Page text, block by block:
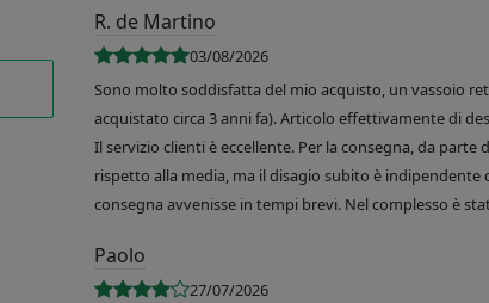
R. de Martino
03/08/2026
Sono molto soddisfatta del mio acquisto, un vassoio
acquistato circa 3 anni fa). Articolo effettivamente di
Il servizio clienti è eccellente. Per la consegna, da
rispetto alla media, ma il disagio subito è
consegna avvenisse in tempi brevi. Nel complesso è
Paolo
27/07/2026